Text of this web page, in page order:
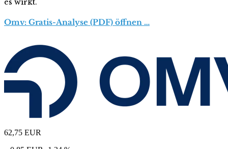
Omv: Gratis-Analyse (PDF) öffnen …
62,75 EUR